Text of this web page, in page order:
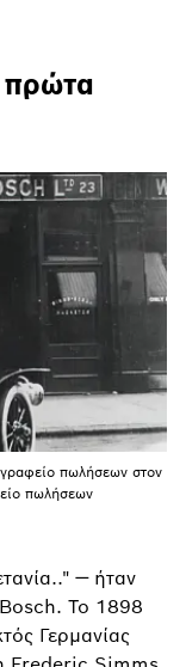
πρώτα
πωλήσεων στον
πωλήσεων
— ήταν
Το 1898
Γερμανίας